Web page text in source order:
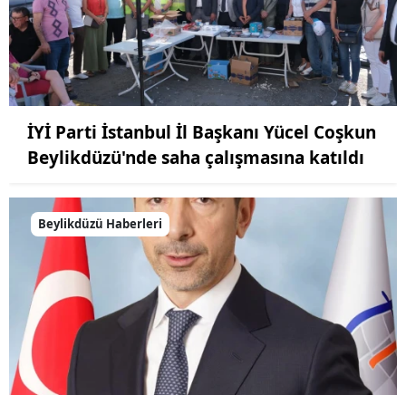
İYİ Parti İstanbul İl Başkanı Yücel Coşkun
Beylikdüzü'nde saha çalışmasına katıldı
Beylikdüzü Haberleri